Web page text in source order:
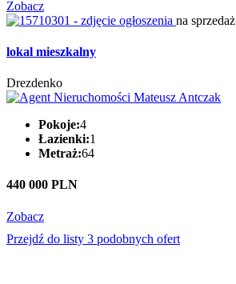
Zobacz
na sprzedaż
lokal mieszkalny
Drezdenko
Pokoje:4
Łazienki:1
Metraż:64
440 000 PLN
Zobacz
Przejdź do listy 3 podobnych ofert